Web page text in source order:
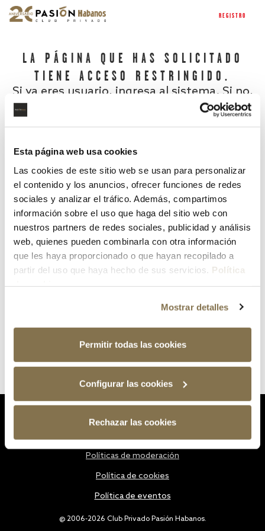
Esta página web usa cookies
Las cookies de este sitio web se usan para personalizar
el contenido y los anuncios, ofrecer funciones de redes
sociales y analizar el tráfico. Además, compartimos
información sobre el uso que haga del sitio web con
nuestros partners de redes sociales, publicidad y análisis
web, quienes pueden combinarla con otra información
que les haya proporcionado o que hayan recopilado a
partir del uso que haya hecho de sus servicios. Política
Mostrar detalles
Permitir todas las cookies
Configurar las cookies
Rechazar las cookies
REGISTRO
LA PÁGINA QUE HAS SOLICITADO
TIENE ACCESO RESTRINGIDO.
Si ya eres usuario, ingresa al sistema. Si no,
¿Has olvidado tu contraseña?
@ 2006-2026 Club Privado Pasión Habanos.
Políticas de moderación
Política de cookies
Política de eventos